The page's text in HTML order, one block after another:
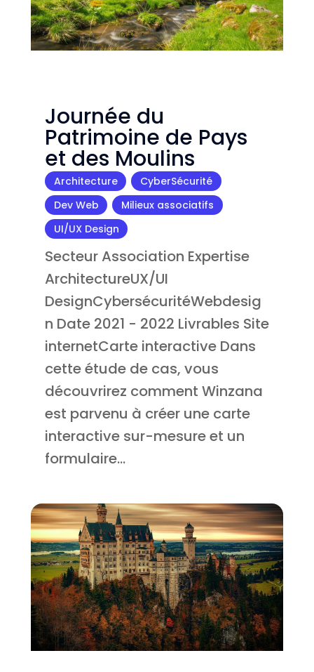
Journée du
Patrimoine de Pays
et des Moulins
Architecture , CyberSécurité
,
Dev Web
, Milieux associatifs
,
UI/UX Design
Secteur Association Expertise
ArchitectureUX/UI
DesignCybersécuritéWebdesig
n Date 2021 - 2022 Livrables Site
internetCarte interactive Dans
cette étude de cas, vous
découvrirez comment Winzana
est parvenu à créer une carte
interactive sur-mesure et un
formulaire...